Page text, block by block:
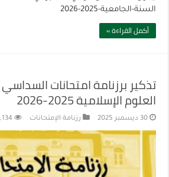
السنة-الجامعية-2025-2026
أكمل القراءة »
تذكير برزنامة امتحانات
العلوم الإسلامية 2025-2026
30 ديسمبر 2025 رزنامة الإمتحانات